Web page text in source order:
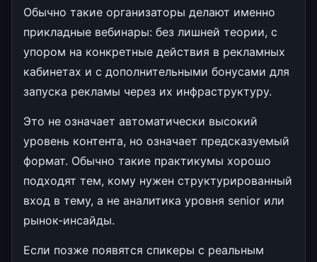
Обычно такие организаторы делают именно
прикладные вебинары: без лишней теории, с
упором на конкретные действия в рекламных
кабинетах и с дополнительными бонусами для
запуска рекламы через их инфраструктуру.
Это не означает автоматически высокий
уровень контента, но означает предсказуемый
формат. Обычно такие практикумы хорошо
подходят тем, кому нужен структурированный
вход в тему, а не аналитика уровня senior или
рынок-инсайды.
Если позже появятся спикеры с реальным